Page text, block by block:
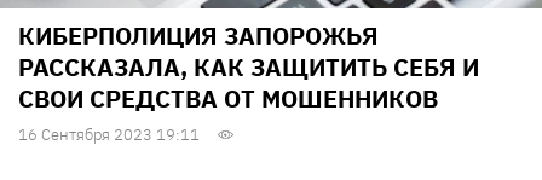
КИБЕРПОЛИЦИЯ ЗАПОРОЖЬЯ
РАССКАЗАЛА, КАК ЗАЩИТИТЬ СЕБЯ И
СВОИ СРЕДСТВА ОТ МОШЕННИКОВ
16 Сентября 2023 19:11